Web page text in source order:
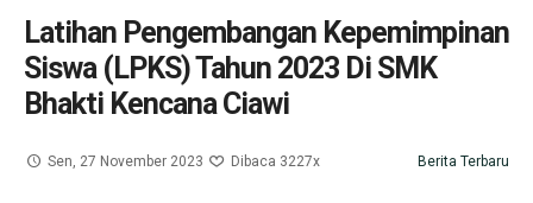
Literasi
Galeri
GTK & Siswa
PPDB
Latihan Pengembangan Kepemimpinan
Siswa (LPKS) Tahun 2023 Di SMK
Bhakti Kencana Ciawi
Sen, 27 November 2023 Dibaca 3227x Berita Terbaru